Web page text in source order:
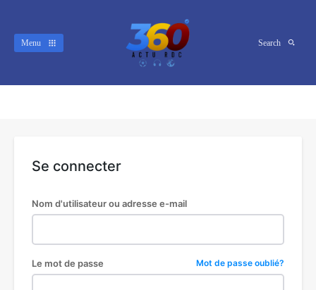
Menu Search
Se connecter
Nom d'utilisateur ou adresse e-mail
Le mot de passe Mot de passe oublié?